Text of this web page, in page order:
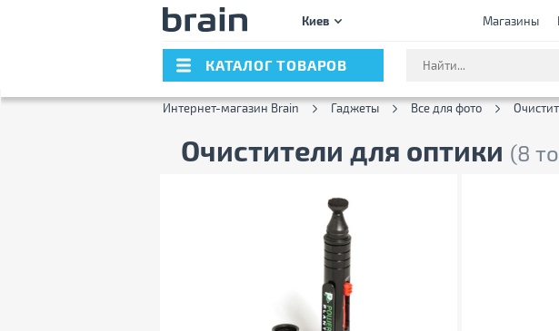
Киев Магазины
КАТАЛОГ ТОВАРОВ
Интернет-магазин Brain Гаджеты Все для фото
Очистители для оптики (8